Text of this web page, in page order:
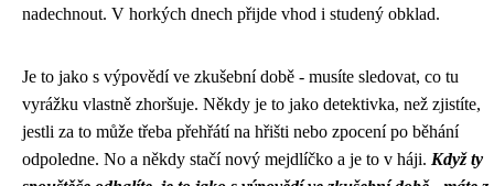
nadechnout. V horkých dnech přijde vhod i studený obklad.
Je to jako s výpovědí ve zkušební době - musíte sledovat, co tu
vyrážku vlastně zhoršuje. Někdy je to jako detektivka, než zjistíte,
jestli za to může třeba přehřátí na hřišti nebo zpocení po běhání
odpoledne. No a někdy stačí nový mejdlíčko a je to v háji. Když ty